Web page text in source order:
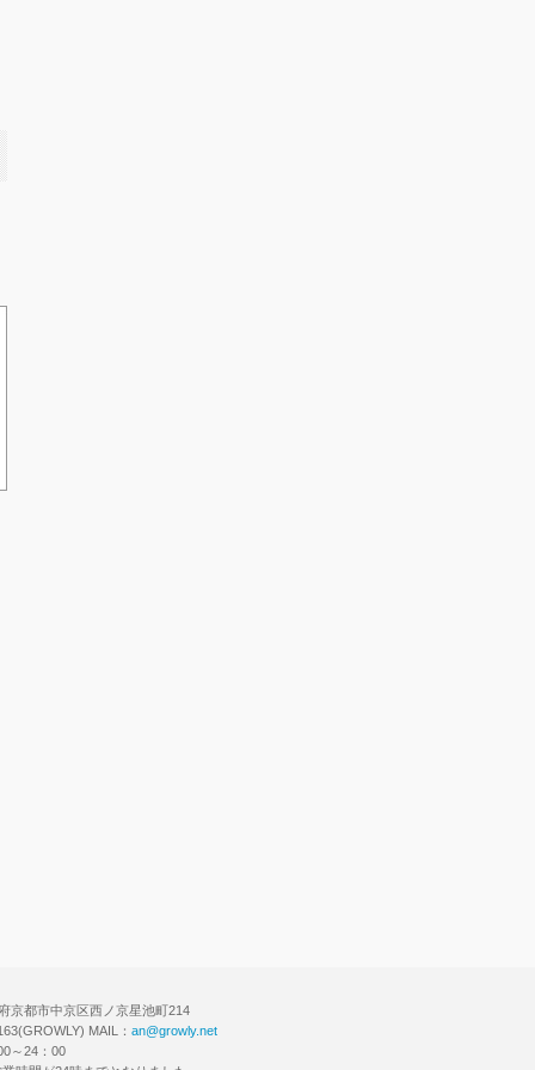
京都市中京区西ノ京星池町214
MAIL： an@growly.net
～24：00